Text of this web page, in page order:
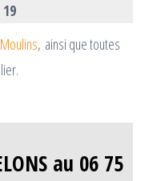
Moulins, ainsi que toutes
au 06 75